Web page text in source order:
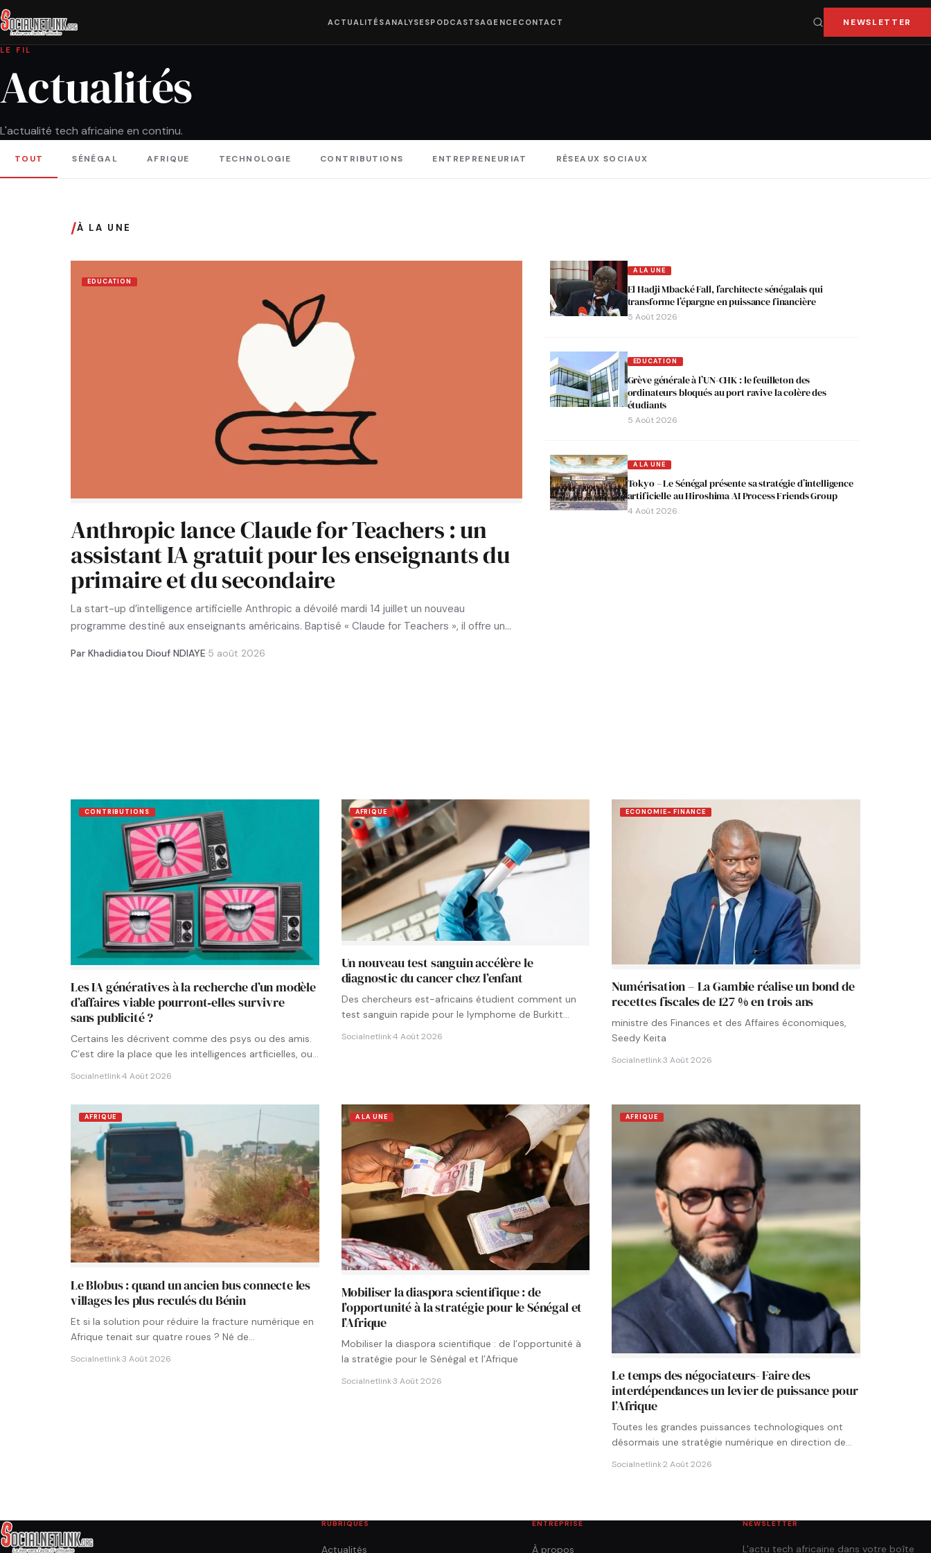
ACTUALITÉSANALYSESPODCASTSAGENCE CONTACT NEWSLETTER
LE FIL
Actualités
L'actualité tech africaine en continu.
TOUT SÉNÉGAL AFRIQUE TECHNOLOGIE CONTRIBUTIONS ENTREPRENEURIAT RÉSEAUX SOCIAUX
/À LA UNE
EDUCATION
Anthropic lance Claude for Teachers : un
assistant IA gratuit pour les enseignants du
primaire et du secondaire
La start-up d’intelligence artificielle Anthropic a dévoilé mardi 14 juillet un nouveau
programme destiné aux enseignants américains. Baptisé « Claude for Teachers », il offre un…
Par Khadidiatou Diouf NDIAYE·5 août 2026
A LA UNE
El Hadji Mbacké Fall, l’architecte sénégalais qui
transforme l’épargne en puissance financière
5 Août 2026
EDUCATION
Grève générale à l’UN-CHK : le feuilleton des
ordinateurs bloqués au port ravive la colère des
étudiants
5 Août 2026
A LA UNE
Tokyo – Le Sénégal présente sa stratégie d’intelligence
artificielle au Hiroshima AI Process Friends Group
4 Août 2026
CONTRIBUTIONS
Les IA génératives à la recherche d’un modèle
d’affaires viable pourront‑elles survivre
sans publicité ?
Certains les décrivent comme des psys ou des amis.
C’est dire la place que les intelligences artficielles, ou…
Socialnetlink·4 Août 2026
AFRIQUE
Un nouveau test sanguin accélère le
diagnostic du cancer chez l’enfant
Des chercheurs est-africains étudient comment un
test sanguin rapide pour le lymphome de Burkitt
Socialnetlink·4 Août 2026
ECONOMIE- FINANCE
Numérisation – La Gambie réalise un bond de
recettes fiscales de 127 % en trois ans
ministre des Finances et des Affaires économiques,
Seedy Keita
Socialnetlink·3 Août 2026
AFRIQUE
Le Blobus : quand un ancien bus connecte les
villages les plus reculés du Bénin
Et si la solution pour réduire la fracture numérique en
Afrique tenait sur quatre roues ? Né de…
Socialnetlink·3 Août 2026
A LA UNE
Mobiliser la diaspora scientifique : de
l’opportunité à la stratégie pour le Sénégal et
l’Afrique
Mobiliser la diaspora scientifique : de l’opportunité à
la stratégie pour le Sénégal et l’Afrique
Socialnetlink·3 Août 2026
AFRIQUE
Le temps des négociateurs- Faire des
interdépendances un levier de puissance pour
l’Afrique
Toutes les grandes puissances technologiques ont
désormais une stratégie numérique en direction de
Socialnetlink·2 Août 2026
RUBRIQUES
Actualités
ENTREPRISE
À propos
NEWSLETTER
L'actu tech africaine dans votre boîte